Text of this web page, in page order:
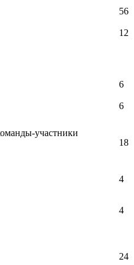
56
12
6
6
участники
18
4
4
24